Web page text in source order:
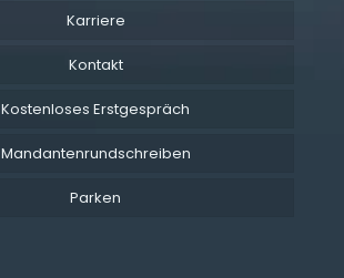
Karriere
Kontakt
Kostenloses Erstgespräch
Mandantenrundschreiben
Parken